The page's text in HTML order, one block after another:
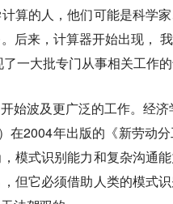
算的人，他们可能是科学
后来，计算器开始出现，
一大批专门从事相关工作的
始波及更广泛的工作。经
在2004年出版的《新劳动
模式识别能力和复杂沟通
但它必须借助人类的模式